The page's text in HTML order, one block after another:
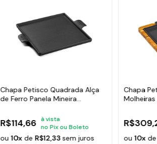
Chapa Petisco Quadrada Alça
de Ferro Panela Mineira
R$114,66
à vista
no Pix ou Boleto
ou10x de R$12,33sem juros
Chapa
Molheiras
ou10x de